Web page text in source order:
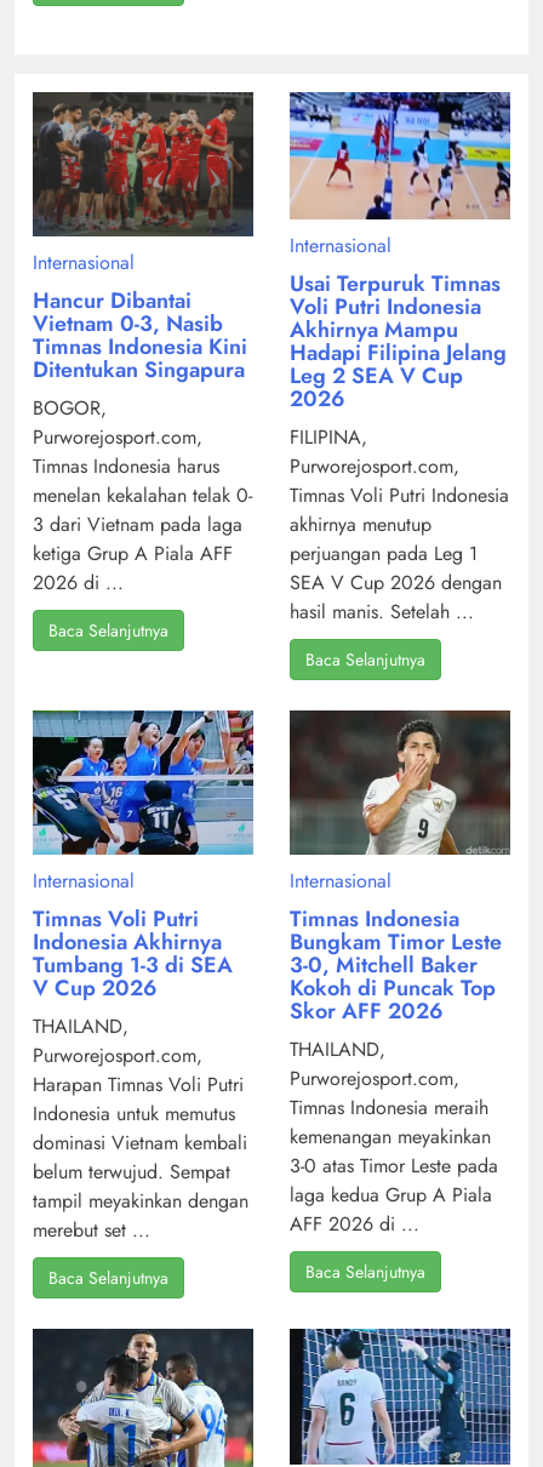
Internasional
Hancur Dibantai
Vietnam 0-3, Nasib
Timnas Indonesia Kini
Ditentukan Singapura
BOGOR,
Purworejosport.com,
Timnas Indonesia harus
menelan kekalahan telak 0-
3 dari Vietnam pada laga
ketiga Grup A Piala AFF
2026 di ...
Baca Selanjutnya
Internasional
Usai Terpuruk Timnas
Voli Putri Indonesia
Akhirnya Mampu
Hadapi Filipina Jelang
Leg 2 SEA V Cup
2026
FILIPINA,
Purworejosport.com,
Timnas Voli Putri Indonesia
akhirnya menutup
perjuangan pada Leg 1
SEA V Cup 2026 dengan
hasil manis. Setelah ...
Baca Selanjutnya
Internasional
Timnas Voli Putri
Indonesia Akhirnya
Tumbang 1-3 di SEA
V Cup 2026
THAILAND,
Purworejosport.com,
Harapan Timnas Voli Putri
Indonesia untuk memutus
dominasi Vietnam kembali
belum terwujud. Sempat
tampil meyakinkan dengan
merebut set ...
Baca Selanjutnya
Internasional
Timnas Indonesia
Bungkam Timor Leste
3-0, Mitchell Baker
Kokoh di Puncak Top
Skor AFF 2026
THAILAND,
Purworejosport.com,
Timnas Indonesia meraih
kemenangan meyakinkan
3-0 atas Timor Leste pada
laga kedua Grup A Piala
AFF 2026 di ...
Baca Selanjutnya